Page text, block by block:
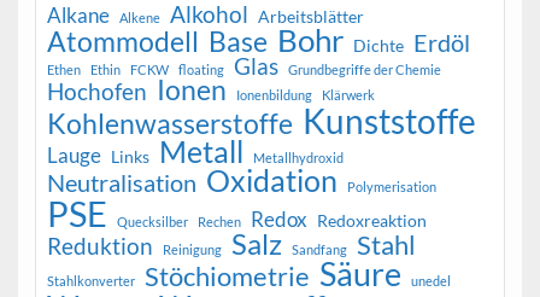
Alkane Alkene Alkohol Arbeitsblätter
Atommodell Base Bohr Dichte Erdöl
Ethen Ethin FCKW floating Glas Grundbegriffe der Chemie
Hochofen Ionen Ionenbildung Klärwerk
Kohlenwasserstoffe Kunststoffe
Lauge Links Metall Metallhydroxid
Neutralisation Oxidation Polymerisation
PSE Quecksilber Rechen Redox Redoxreaktion
Reduktion Reinigung Salz Sandfang Stahl
Stahlkonverter Stöchiometrie Säure unedel